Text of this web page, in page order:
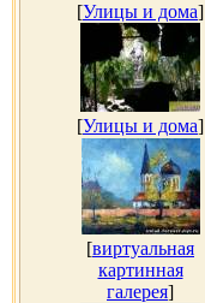
[Улицы и дома]
[Улицы и дома]
[виртуальная
картинная
галерея]